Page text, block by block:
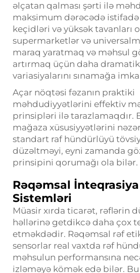
əlçatan qalması şərti ilə
maksimum dərəcədə
keçidləri və yüksək tavanları
supermarketlər və
maraq yaratmaq və məhsul
artırmaq üçün daha
variasiyalarını sınamağa
Açar nöqtəsi fəzanın praktiki
məhdudiyyətlərini effektiv
prinsipləri ilə tarazlamaqdır.
mağaza xüsusiyyətlərini
standart raf hündürlüyü
düzəltməyi, eyni zamanda
prinsipini qorumağı ola bilər.
Rəqəmsal İnteqrasiya
Sistemləri
Müasir xırda ticarət, rəflərin
həllərinə getdikcə daha çox
etməkdədir. Rəqəmsal rəf
sensorlar real vaxtda rəf
məhsulun performansına
izləməyə kömək edə bilər. Bu